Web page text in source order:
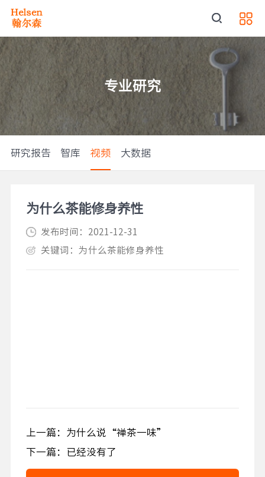
专业研究
研究报告 智库 视频 大数据
为什么茶能修身养性
发布时间：2021-12-31
关键词：为什么茶能修身养性
上一篇：为什么说“禅茶一味”
下一篇：已经没有了